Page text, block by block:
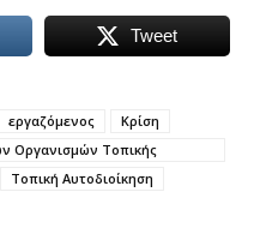
Tweet
εργαζόμενος
Κρίση
Οργανισμών Τοπικής
Τοπική Αυτοδιοίκηση